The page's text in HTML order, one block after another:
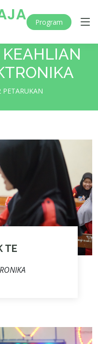
Program
PETARUKAN
TE